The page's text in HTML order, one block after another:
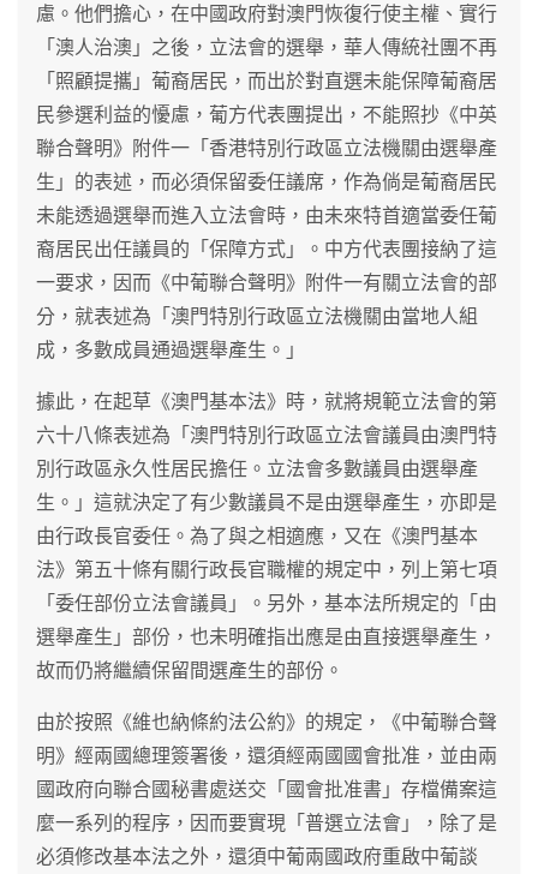
慮。他們擔心，在中國政府對澳門恢復行使主權、實行
「澳人治澳」之後，立法會的選舉，華人傳統社團不再
「照顧提攜」葡裔居民，而出於對直選未能保障葡裔居
民參選利益的懮慮，葡方代表團提出，不能照抄《中英
聯合聲明》附件一「香港特別行政區立法機關由選舉產
生」的表述，而必須保留委任議席，作為倘是葡裔居民
未能透過選舉而進入立法會時，由未來特首適當委任葡
裔居民出任議員的「保障方式」。中方代表團接納了這
一要求，因而《中葡聯合聲明》附件一有關立法會的部
分，就表述為「澳門特別行政區立法機關由當地人組
成，多數成員通過選舉產生。」
據此，在起草《澳門基本法》時，就將規範立法會的第
六十八條表述為「澳門特別行政區立法會議員由澳門特
別行政區永久性居民擔任。立法會多數議員由選舉產
生。」這就決定了有少數議員不是由選舉產生，亦即是
由行政長官委任。為了與之相適應，又在《澳門基本
法》第五十條有關行政長官職權的規定中，列上第七項
「委任部份立法會議員」。另外，基本法所規定的「由
選舉產生」部份，也未明確指出應是由直接選舉產生，
故而仍將繼續保留間選產生的部份。
由於按照《維也納條約法公約》的規定，《中葡聯合聲
明》經兩國總理簽署後，還須經兩國國會批准，並由兩
國政府向聯合國秘書處送交「國會批准書」存檔備案這
麼一系列的程序，因而要實現「普選立法會」，除了是
必須修改基本法之外，還須中葡兩國政府重啟中葡談